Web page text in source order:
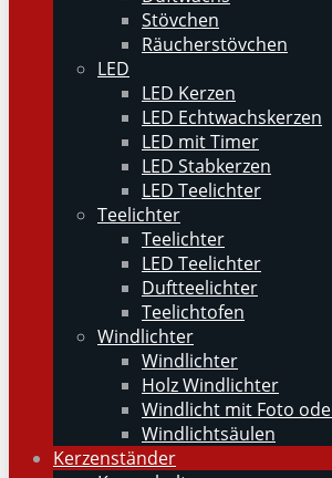
Stövchen
Räucherstövchen
LED
LED Kerzen
LED Echtwachskerzen
LED mit Timer
LED Stabkerzen
LED Teelichter
Teelichter
Teelichter
LED Teelichter
Duftteelichter
Teelichtofen
Windlichter
Windlichter
Holz Windlichter
Windlicht mit Foto
Windlichtsäulen
Kerzenständer